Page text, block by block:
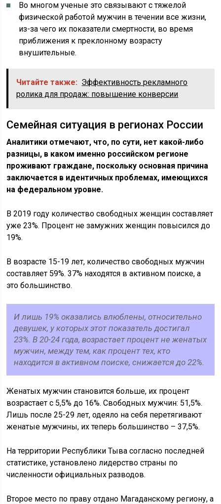
Во многом ученые это связывают с тяжелой
физической работой мужчин в течении все жизни,
из-за чего их показатели смертности, во время
приближения к преклонному возрасту
внушительные.
Читайте также: Эффективность рекламного
ролика для продаж: повышение конверсии
Семейная ситуация в регионах России
Аналитики отмечают, что, по сути, нет какой-либо
разницы, в каком именно российском регионе
проживают граждане, поскольку основная причина
заключается в идентичных проблемах, имеющихся
на федеральном уровне.
В 2019 году количество свободных женщин составляет
уже 23%. Процент не замужних женщин повысился до
19%.
В возрасте 15-19 лет, количество свободных мужчин
составляет 59%. 37% находятся в активном поиске, а
это большинство.
И лишь 19% оказались влюблены, относительно
девушек, у которых этот показатель достигал
23%. В 20-24 года, возрастает процент не женатых
мужчин, между тем, как процент тех, кто
находится в активном поиске, снижается до 22%.
Женатых мужчин становится больше, их процент
возрастает с 5,5% до 16%. Свободных мужчин: 51,5%.
Лишь после 25-29 лет, одеяло на себя перетягивают
женатые мужчины, их теперь большинство – 37,5%.
На территории Республики Тыва согласно последней
статистике, установлено лидерство страны по
численности официальных разводов.
Второе место по праву отдано Магаданскому региону, а